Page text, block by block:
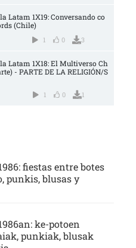
Latam 1X19: Conversando co
(Chile)
1 0 3
Latam 1X18: El Multiverso Ch
- PARTE DE LA RELIGIÓN/S
1 0 1
fiestas entre botes
punkis, blusas y
ke-potoen
punkiak, blusak